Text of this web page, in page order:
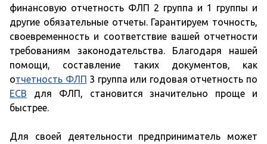
финансовую отчетность ФЛП 2 группа и 1 группы и
другие обязательные отчеты. Гарантируем точность,
своевременность и соответствие вашей отчетности
требованиям законодательства. Благодаря нашей
помощи, составление таких документов, как
отчетность ФЛП 3 группа или годовая отчетность по
ЕСВ для ФЛП, становится значительно проще и
быстрее.
Для своей деятельности предприниматель может